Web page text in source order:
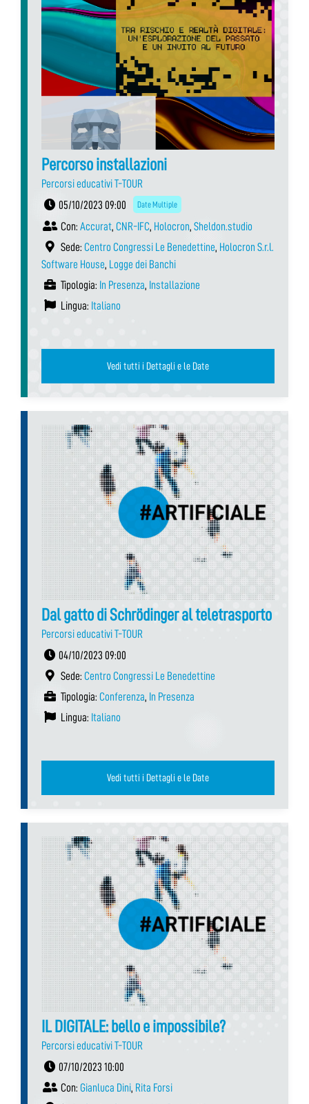
Percorso installazioni
Percorsi educativi T-TOUR
05/10/2023 09:00
Date Multiple
Con: Accurat, CNR-IFC, Holocron, Sheldon.studio
Sede: Centro Congressi Le Benedettine, Holocron S.r.l.
Software House, Logge dei Banchi
Tipologia: In Presenza, Installazione
Lingua: Italiano
Vedi tutti i Dettagli e le Date
Dal gatto di Schrödinger al teletrasporto
Percorsi educativi T-TOUR
04/10/2023 09:00
Sede: Centro Congressi Le Benedettine
Tipologia: Conferenza, In Presenza
Lingua: Italiano
Vedi tutti i Dettagli e le Date
IL DIGITALE: bello e impossibile?
Percorsi educativi T-TOUR
07/10/2023 10:00
Con: Gianluca Dini, Rita Forsi